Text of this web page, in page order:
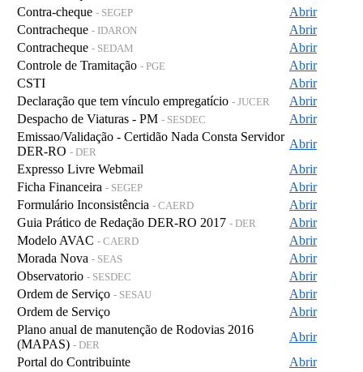
Contra-cheque - SEGEP
Abrir
Contracheque - IDARON
Abrir
Contracheque - SEDAM
Abrir
Controle de Tramitação - PGE
Abrir
CSTI
Abrir
Declaração que tem vínculo empregatício - JUCER
Abrir
Despacho de Viaturas - PM - SESDEC
Abrir
Emissao/Validação - Certidão Nada Consta Servidor
DER-RO - DER
Abrir
Expresso Livre Webmail
Abrir
Ficha Financeira - SEGEP
Abrir
Formulário Inconsistência - CAERD
Abrir
Guia Prático de Redação DER-RO 2017 - DER
Abrir
Modelo AVAC - CAERD
Abrir
Morada Nova - SEAS
Abrir
Observatorio - SESDEC
Abrir
Ordem de Serviço - SESAU
Abrir
Ordem de Serviço
Abrir
Plano anual de manutenção de Rodovias 2016
(MAPAS) - DER
Abrir
Portal do Contribuinte
Abrir